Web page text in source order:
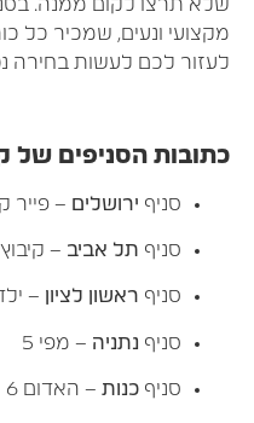
תרצו לקום ממנה.
ונעים, שמכיר כל
לכם לעשות בחירה
הסניפים של
סניףירושלים– פייר קניג 28
סניףתל אביב– קיבוץ
סניףראשון לציון– ילדי
סניףנתניה– מפי 5
סניףכנות– האדום 6